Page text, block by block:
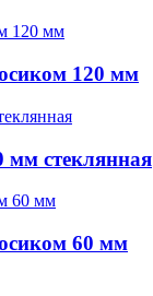
120 мм
стеклянная
60 мм